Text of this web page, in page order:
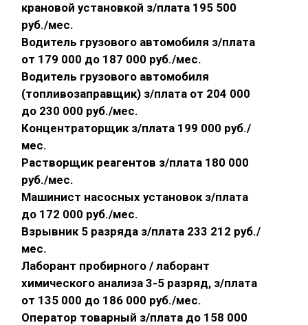
крановой установкой з/плата 195 500
руб./мес.
Водитель грузового автомобиля з/плата
от 179 000 до 187 000 руб./мес.
Водитель грузового автомобиля
(топливозаправщик) з/плата от 204 000
до 230 000 руб./мес.
Концентраторщик з/плата 199 000 руб./
мес.
Растворщик реагентов з/плата 180 000
руб./мес.
Машинист насосных установок з/плата
до 172 000 руб./мес.
Взрывник 5 разряда з/плата 233 212 руб./
мес.
Лаборант пробирного / лаборант
химического анализа 3-5 разряд, з/плата
от 135 000 до 186 000 руб./мес.
Оператор товарный з/плата до 158 000